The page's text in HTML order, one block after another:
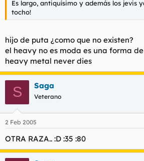
Es largo, antiquísimo y además los jevis
tocho!
hijo de puta ¿como que no existen?
el heavy no es moda es una forma
heavy metal never dies
S Saga
Veterano
2 Feb 2005
OTRA RAZA.. :D :35 :80